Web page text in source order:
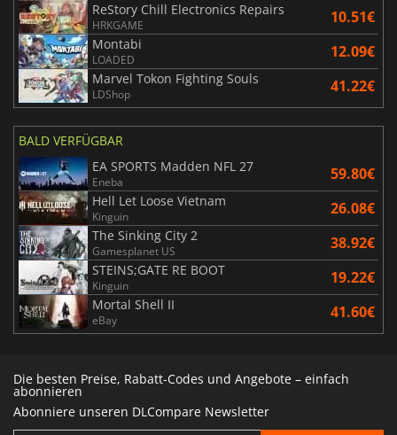
ReStory Chill Electronics Repairs
HRKGAME 10.51€
Montabi
LOADED 12.09€
Marvel Tokon Fighting Souls
LDShop 41.22€
BALD VERFÜGBAR
EA SPORTS Madden NFL 27
Eneba 59.80€
Hell Let Loose Vietnam
Kinguin 26.08€
The Sinking City 2
Gamesplanet US 38.92€
STEINS;GATE RE BOOT
Kinguin 19.22€
Mortal Shell II
eBay 41.60€
Die besten Preise, Rabatt-Codes und Angebote – einfach
abonnieren
Abonniere unseren DLCompare Newsletter